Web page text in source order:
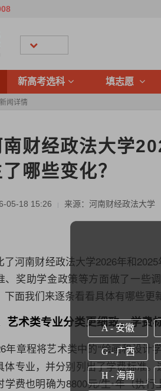
新高考选科 填志愿
新闻详情
南财经政法大学
哪些变化？
05-18 15:26 | 来源：河南财经政法大学
了河南财经政法大学2026年和
、奖助学金政策等方面做了一些
下面我们来逐条看看具体有哪些更
艺术类专业分类更细致，学费
年章程将艺术类中的“绘画和设计
体专业，并分别列出了学费标准
学费也明确为8800元/生•年（执
A - 安徽
G - 广西
H - 海南